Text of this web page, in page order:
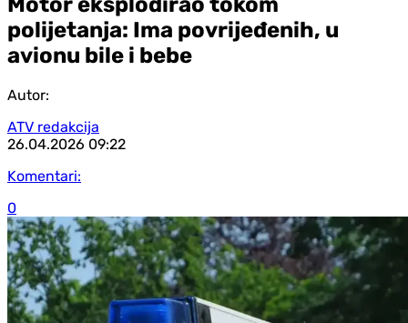
polijetanja: Ima povrijeđenih, u
avionu bile i bebe
Autor:
ATV redakcija
26.04.2026 09:22
Komentari:
0